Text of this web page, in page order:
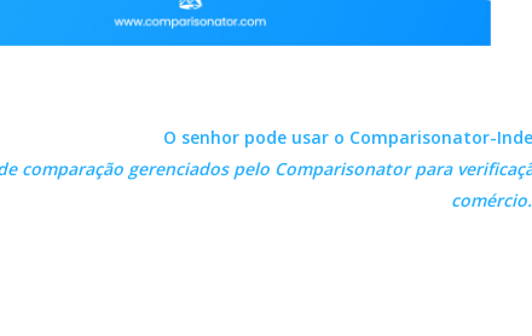
O senhor pode usar o Comparisonator-
comparação gerenciados pelo Comparisonator para
comércio.